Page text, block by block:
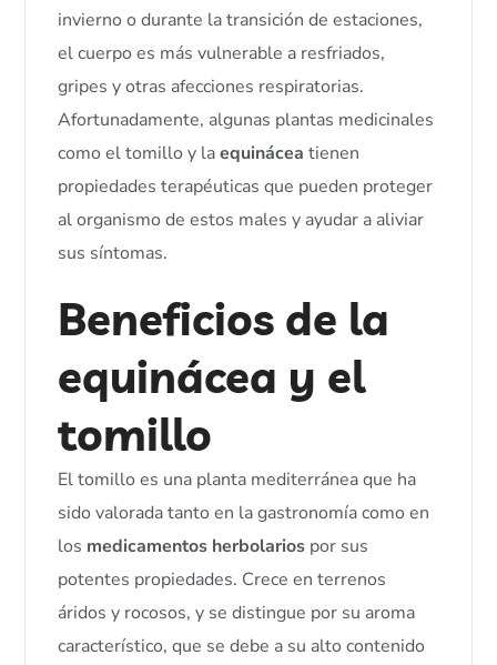
invierno o durante la transición de estaciones,
el cuerpo es más vulnerable a resfriados,
gripes y otras afecciones respiratorias.
Afortunadamente, algunas plantas medicinales
como el tomillo y laequinácea tienen
propiedades terapéuticas que pueden proteger
al organismo de estos males y ayudar a aliviar
sus síntomas.
Beneficios de la
equinácea y el
tomillo
El tomillo es una planta mediterránea que ha
sido valorada tanto en la gastronomía como en
los medicamentos herbolarios por sus
potentes propiedades. Crece en terrenos
áridos y rocosos, y se distingue por su aroma
característico, que se debe a su alto contenido